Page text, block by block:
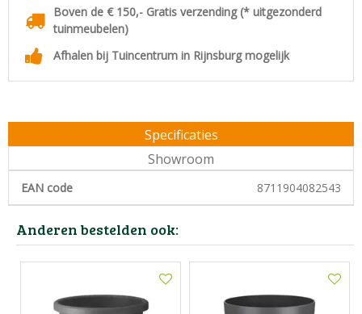
Boven de € 150,- Gratis verzending (* uitgezonderd
tuinmeubelen)
Afhalen bij Tuincentrum in Rijnsburg mogelijk
Specificaties
Showroom
EAN code 8711904082543
Anderen bestelden ook: